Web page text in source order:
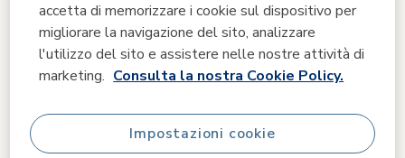
accetta di memorizzare i cookie sul dispositivo per
migliorare la navigazione del sito, analizzare
l'utilizzo del sito e assistere nelle nostre attività di
marketing. Consulta la nostra Cookie Policy.
Impostazioni cookie
Completa il tuo Pebble
Accessori abbinati